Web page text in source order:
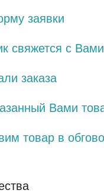
заявки
свяжется с Вами
заказа
Вами
товар в